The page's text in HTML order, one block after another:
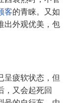
客的青睐。又如
出外观优美，包
呈疲软状态，但
，又会起死回